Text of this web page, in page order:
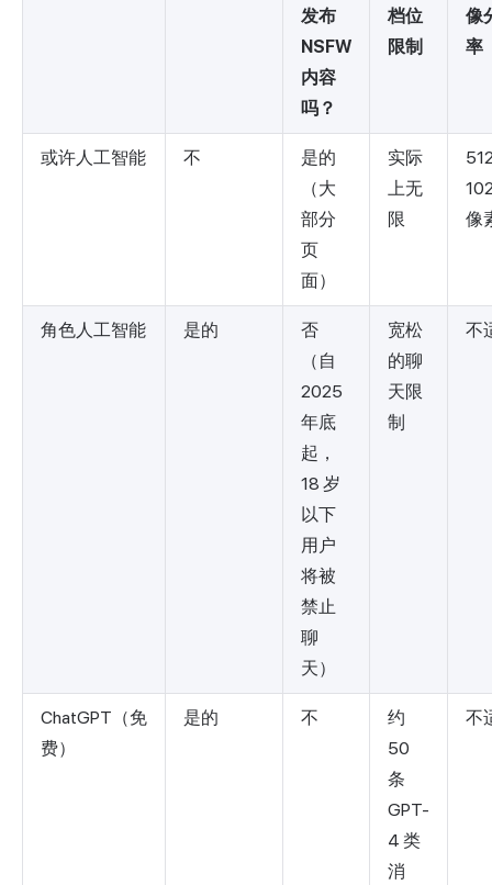
发布
NSFW
内容
吗？
档位
限制
像
率
或许人工智能 不
是的
（大
部分
页
面）
实际
上无
限
像
角色人工智能 是的
否
（自
2025
年底
起，
18 岁
以下
用户
将被
禁止
聊
天）
宽松
的聊
天限
制
不
ChatGPT（免
费）
是的 不
约
50
条
GPT-
4 类
消
不